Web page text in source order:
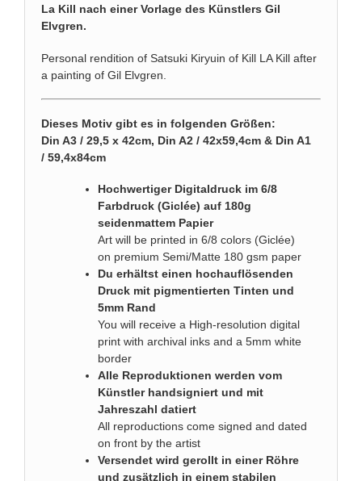
La Kill nach einer Vorlage des Künstlers Gil
Elvgren.
Personal rendition of Satsuki Kiryuin of Kill LA Kill after
a painting of Gil Elvgren.
Dieses Motiv gibt es in folgenden Größen:
Din A3 / 29,5 x 42cm, Din A2 / 42x59,4cm & Din A1
/ 59,4x84cm
Hochwertiger Digitaldruck im 6/8
Farbdruck (Giclée) auf 180g
seidenmattem Papier
Art will be printed in 6/8 colors (Giclée)
on premium Semi/Matte 180 gsm paper
Du erhältst einen hochauflösenden
Druck mit pigmentierten Tinten und
5mm Rand
You will receive a High-resolution digital
print with archival inks and a 5mm white
border
Alle Reproduktionen werden vom
Künstler handsigniert und mit
Jahreszahl datiert
All reproductions come signed and dated
on front by the artist
Versendet wird gerollt in einer Röhre
und zusätzlich in einem stabilen